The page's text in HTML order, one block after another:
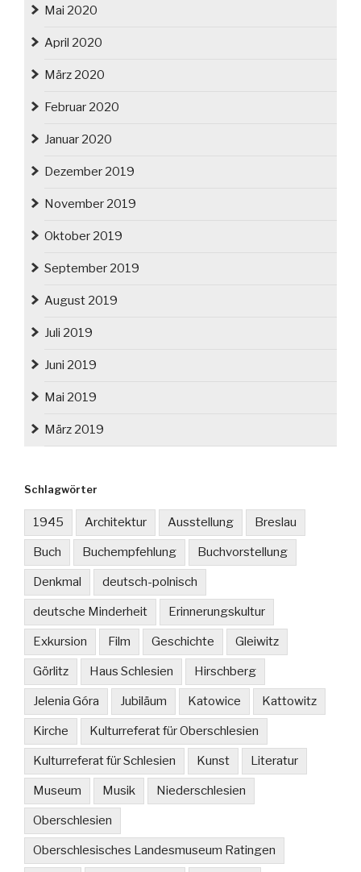
Mai 2020
April 2020
März 2020
Februar 2020
Januar 2020
Dezember 2019
November 2019
Oktober 2019
September 2019
August 2019
Juli 2019
Juni 2019
Mai 2019
März 2019
Schlagwörter
1945 Architektur Ausstellung Breslau
Buch Buchempfehlung Buchvorstellung
Denkmal deutsch-polnisch
deutsche Minderheit Erinnerungskultur
Exkursion Film Geschichte Gleiwitz
Görlitz Haus Schlesien Hirschberg
Jelenia Góra Jubiläum Katowice Kattowitz
Kirche Kulturreferat für Oberschlesien
Kulturreferat für Schlesien Kunst Literatur
Museum Musik Niederschlesien
Oberschlesien
Oberschlesisches Landesmuseum Ratingen